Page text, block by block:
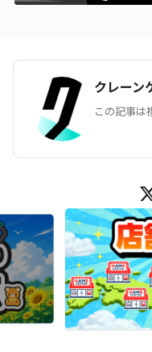
クレー
この記事は